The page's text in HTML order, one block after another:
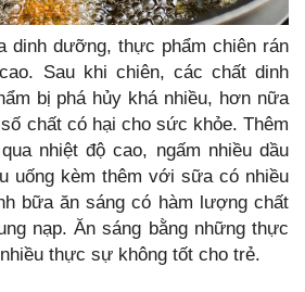
dinh dưỡng, thực phẩm chiên rán
Sau khi chiên, các chất dinh
bị phá hủy khá nhiều, hơn nữa
chất có hại cho sức khỏe. Thêm
nhiệt độ cao, ngấm nhiều dầu
uống kèm thêm với sữa có nhiều
bữa ăn sáng có hàm lượng chất
nạp. Ăn sáng bằng những thực
thực sự không tốt cho trẻ.